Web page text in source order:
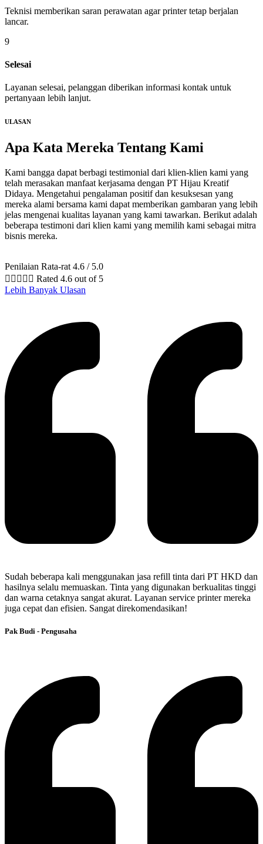
Teknisi memberikan saran perawatan agar printer tetap berjalan
lancar.
9
Selesai
Layanan selesai, pelanggan diberikan informasi kontak untuk
pertanyaan lebih lanjut.
ULASAN
Apa Kata Mereka Tentang Kami
Kami bangga dapat berbagi testimonial dari klien-klien kami yang
telah merasakan manfaat kerjasama dengan PT Hijau Kreatif
Didaya. Mengetahui pengalaman positif dan kesuksesan yang
mereka alami bersama kami dapat memberikan gambaran yang lebih
jelas mengenai kualitas layanan yang kami tawarkan. Berikut adalah
beberapa testimoni dari klien kami yang memilih kami sebagai mitra
bisnis mereka.
Penilaian Rata-rat 4.6 / 5.0
     Rated 4.6 out of 5
Lebih Banyak Ulasan
Sudah beberapa kali menggunakan jasa refill tinta dari PT HKD dan
hasilnya selalu memuaskan. Tinta yang digunakan berkualitas tinggi
dan warna cetaknya sangat akurat. Layanan service printer mereka
juga cepat dan efisien. Sangat direkomendasikan!
Pak Budi - Pengusaha